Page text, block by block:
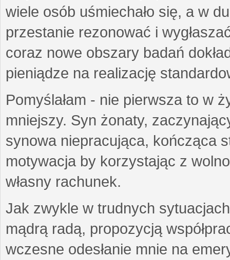
wiele osób uśmiechało się, a w
przestanie rezonować i
coraz nowe obszary badań
pieniądze na realizację
Pomyślałam - nie pierwsza to w
mniejszy. Syn żonaty,
synowa niepracująca, kończąca
motywacja by korzystając z
własny rachunek.
Jak zwykle w trudnych
mądrą radą, propozycją
wczesne odesłanie mnie na